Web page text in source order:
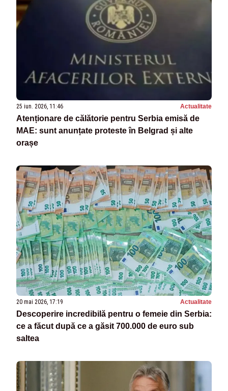
25 iun. 2026, 11:46 Actualitate
Atenționare de călătorie pentru Serbia emisă de
MAE: sunt anunțate proteste în Belgrad și alte
orașe
20 mai 2026, 17:19 Actualitate
Descoperire incredibilă pentru o femeie din Serbia:
ce a făcut după ce a găsit 700.000 de euro sub
saltea